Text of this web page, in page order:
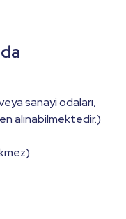
sanayi odaları,
alınabilmektedir.)